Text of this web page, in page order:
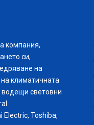
компания,
си,
на
климатичната
водещи световни
Electric, Toshiba,